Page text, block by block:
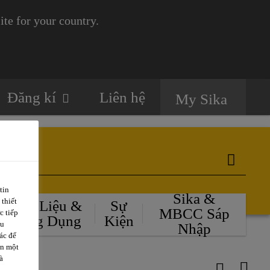
for your country.
Đăng kí Liên hệ My Sika
Tài Liệu &
Ứng Dụng
Sự
Kiện
Sika &
MBCC Sáp
Nhập
thiết
tiếp
để
một